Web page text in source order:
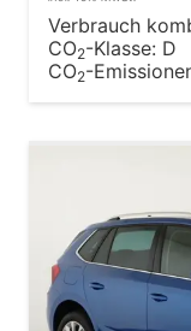
Verbrauch
CO2-Klasse: D
CO2-